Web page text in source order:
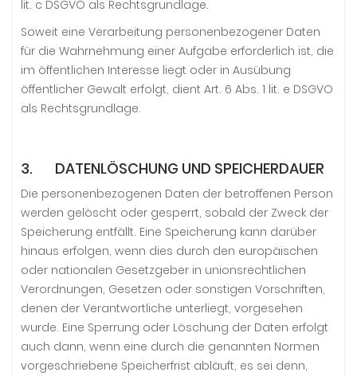
lit. c DSGVO als Rechtsgrundlage.
Soweit eine Verarbeitung personenbezogener Daten
für die Wahrnehmung einer Aufgabe erforderlich ist, die
im öffentlichen Interesse liegt oder in Ausübung
öffentlicher Gewalt erfolgt, dient Art. 6 Abs. 1 lit. e DSGVO
als Rechtsgrundlage.
3. DATENLÖSCHUNG UND SPEICHERDAUER
Die personenbezogenen Daten der betroffenen Person
werden gelöscht oder gesperrt, sobald der Zweck der
Speicherung entfällt. Eine Speicherung kann darüber
hinaus erfolgen, wenn dies durch den europäischen
oder nationalen Gesetzgeber in unionsrechtlichen
Verordnungen, Gesetzen oder sonstigen Vorschriften,
denen der Verantwortliche unterliegt, vorgesehen
wurde. Eine Sperrung oder Löschung der Daten erfolgt
auch dann, wenn eine durch die genannten Normen
vorgeschriebene Speicherfrist abläuft, es sei denn,